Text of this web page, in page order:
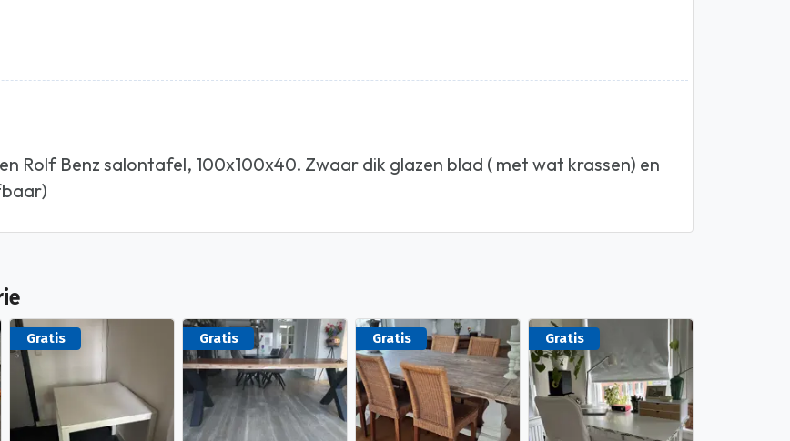
Rolf Benz salontafel, 100x100x40. Zwaar dik glazen blad ( met wat krassen) en
Gratis Gratis Gratis Gratis